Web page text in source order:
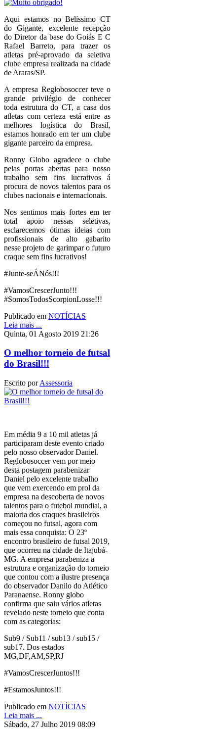
Aqui estamos no Belíssimo CT
do Gigante, excelente recepção
do Diretor da base do Goiás E C
Rafael Barreto, para trazer os
atletas pré-aprovado da seletiva
clube empresa realizada na cidade
de Araras/SP.
A empresa Reglobosoccer teve o
grande privilégio de conhecer
toda estrutura do CT, a casa dos
atletas com certeza está entre as
melhores logística do Brasil,
estamos honrado em ter um clube
gigante parceiro da empresa.
Ronny Globo agradece o clube
pelas portas abertas para nosso
trabalho sem fins lucrativos á
procura de novos talentos para os
clubes nacionais e internacionais.
Nos sentimos mais fortes em ter
total apoio nessas seletivas,
esclarecemos ótimas ideias com
profissionais de alto gabarito
nesse projeto de garimpar o futuro
craque sem fins lucrativos!
#Junte-seÁNós!!!
#VamosCrescerJunto!!!
#SomosTodosScorpionLosse!!!
Publicado em NOTÍCIAS
Leia mais ...
Quinta, 01 Agosto 2019 21:26
O melhor torneio de futsal
do Brasil!!!
Escrito porAssessoria
Em média 9 a 10 mil atletas já
participaram deste evento criado
pelo nosso observador Daniel.
Reglobosoccer vem por meio
desta postagem parabenizar
Daniel pelo excelente trabalho
que vem exercendo em prol da
empresa na descoberta de novos
talentos para o futebol mundial, a
maioria dos craques brasileiros
começou no futsal, agora com
mais essa conquista: O 23º
encontro brasileiro de futsal 2019,
que ocorreu na cidade de Itajubá-
MG. A empresa parabeniza a
estrutura e organização do torneio
que contou com a ilustre presença
do observador Danilo do Atlético
Paranaense. Ronny globo
confirma que saiu vários atletas
revelado neste torneio que conta
com as categorias:
Sub9 / Sub11 / sub13 / sub15 /
sub17. Dos estados
MG,DF,AM,SP,RJ
#VamosCrescerJuntos!!!
#EstamosJuntos!!!
Publicado em NOTÍCIAS
Leia mais ...
Sábado, 27 Julho 2019 08:09